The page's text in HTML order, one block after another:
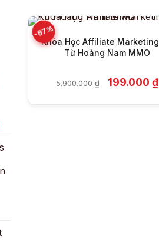
₫.
-97%
Khóa Học Affiliate Marketing
Từ Hoàng Nam MMO
5.900.000₫ Giá
199.000₫